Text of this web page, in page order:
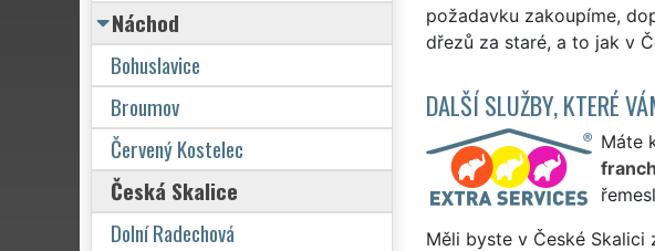
požadavku zakoupíme,
dřezů za staré, a to jak v
DALŠÍ SLUŽBY, KTERÉ
Máte
Měli byste v České Skalici
Náchod
Bohuslavice
Broumov
Červený Kostelec
Česká Skalice
Dolní Radechová